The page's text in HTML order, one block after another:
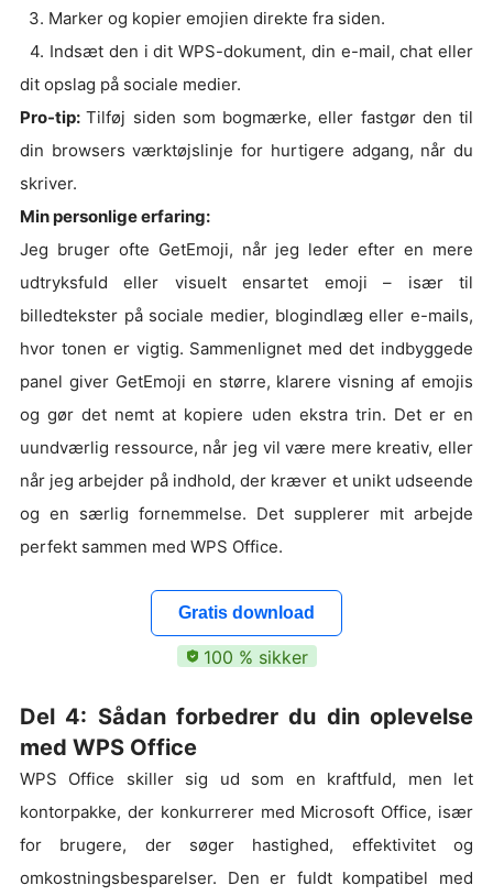
3. Marker og kopier emojien direkte fra siden.
4. Indsæt den i dit WPS-dokument, din e-mail, chat eller
dit opslag på sociale medier.
Pro-tip:Tilføj siden som bogmærke, eller fastgør den til
din browsers værktøjslinje for hurtigere adgang, når du
skriver.
Min personlige erfaring:
Jeg bruger ofte GetEmoji, når jeg leder efter en mere
udtryksfuld eller visuelt ensartet emoji – især til
billedtekster på sociale medier, blogindlæg eller e-mails,
hvor tonen er vigtig. Sammenlignet med det indbyggede
panel giver GetEmoji en større, klarere visning af emojis
og gør det nemt at kopiere uden ekstra trin. Det er en
uundværlig ressource, når jeg vil være mere kreativ, eller
når jeg arbejder på indhold, der kræver et unikt udseende
og en særlig fornemmelse. Det supplerer mit arbejde
perfekt sammen med WPS Office.
Gratis download
100 % sikker
Del 4: Sådan forbedrer du din oplevelse
med WPS Office
WPS Office skiller sig ud som en kraftfuld, men let
kontorpakke, der konkurrerer med Microsoft Office, især
for brugere, der søger hastighed, effektivitet og
omkostningsbesparelser. Den er fuldt kompatibel med